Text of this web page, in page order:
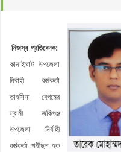
নিজস্ব প্রতিবেদক:
কানাইঘাট উপজেলা
নির্বাহী কর্মকর্তা
তাহসিনা বেগমের
স্বামী জকিগঞ্জ
উপজেলা নির্বাহী
কর্মকর্তা শহীদুল হক